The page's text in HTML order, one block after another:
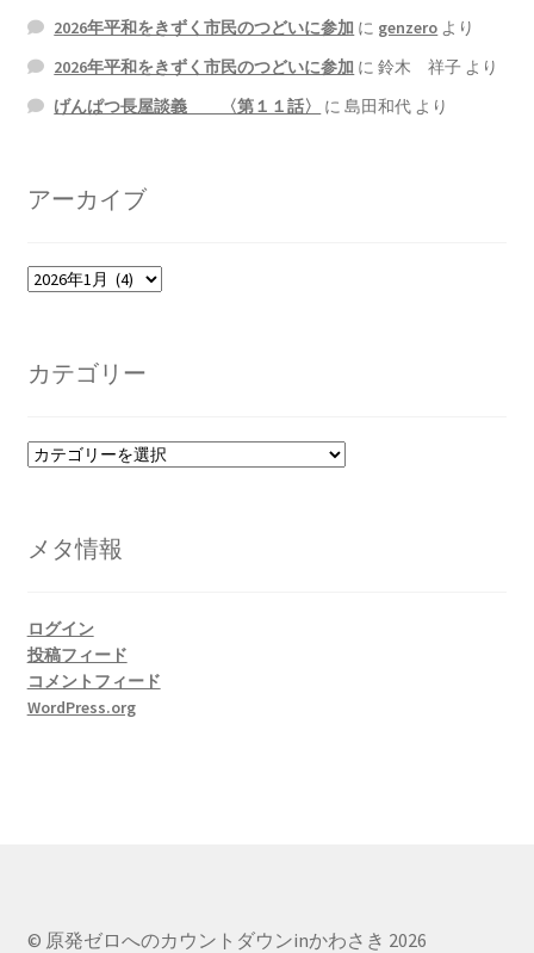
他サイト
問合せ・メルマガ
2026年平和をきずく市民のつどいに参加 に genzero より
2026年平和をきずく市民のつどいに参加 に鈴木 祥子 より
げんぱつ長屋談義 〈第１１話〉
に島田和代 より
アーカイブ
ア
ブ
カテゴリー
カ
ー
メタ情報
ログイン
投稿フィード
コメントフィード
WordPress.org
© 原発ゼロへのカウントダウンinかわさき 2026